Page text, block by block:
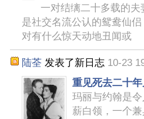
一对结缡二十多载的
是社交名流公认的鸳鸯仙
对有什么惊天动地丑闻或
陆荃 发表了新日志 10-23
重见死去二十
玛丽与约翰是
薪白领，一个